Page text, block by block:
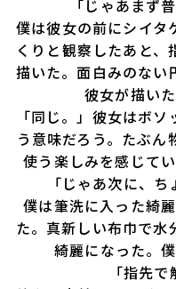
「じゃあまず
僕は彼女の前にシイタ
くりと観察したあと
描いた。面白みのない
彼女が描い
「同じ。」彼女はボ
う意味だろう。たぶん
使う楽しみを感じて
「じゃあ次に、
僕は筆洗に入った綺
た。真新しい布巾で水
綺麗になった。
「指先